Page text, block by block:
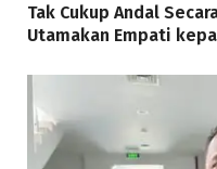
Tak Cukup Andal
Utamakan Empati